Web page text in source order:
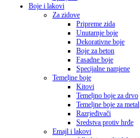
Boje i lakovi
Za zidove
Pripreme zida
Unutarnje boje
Dekorativne boje
Boje za beton
Fasadne boje
Specijalne namjene
Temeljne boje
Kitovi
Temeljno boje za drvo
Temeljne boje za metal
Razrjeđivači
Sredstva protiv hrđe
Emajl i lakovi